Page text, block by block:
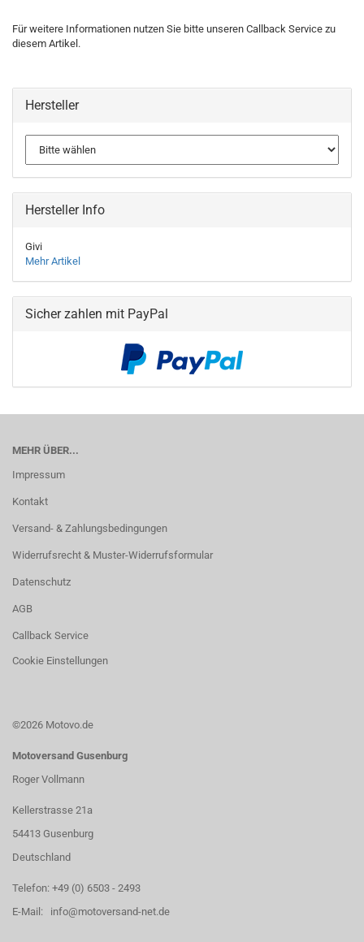
Für weitere Informationen nutzen Sie bitte unseren Callback Service zu
diesem Artikel.
Hersteller
Hersteller Info
Givi
Mehr Artikel
Sicher zahlen mit PayPal
MEHR ÜBER...
Impressum
Kontakt
Versand- & Zahlungsbedingungen
Widerrufsrecht & Muster-Widerrufsformular
Datenschutz
AGB
Callback Service
Cookie Einstellungen
©2026 Motovo.de
Motoversand Gusenburg
Roger Vollmann
Kellerstrasse 21a
54413 Gusenburg
Deutschland
Telefon: +49 (0) 6503 - 2493
E-Mail: info@motoversand-net.de